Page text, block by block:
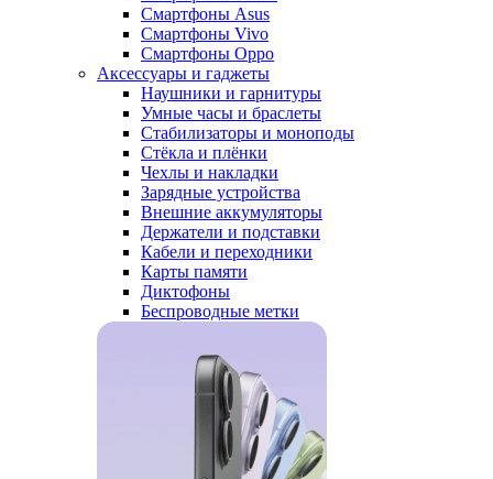
Смартфоны Asus
Смартфоны Vivo
Смартфоны Oppo
Аксессуары и гаджеты
Наушники и гарнитуры
Умные часы и браслеты
Стабилизаторы и моноподы
Стёкла и плёнки
Чехлы и накладки
Зарядные устройства
Внешние аккумуляторы
Держатели и подставки
Кабели и переходники
Карты памяти
Диктофоны
Беспроводные метки